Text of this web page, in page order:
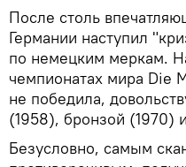
После столь
Германии наступил
по немецким меркам.
чемпионатах мира Die
не победила,
(1958), бронзой (1970)
Безусловно, самым